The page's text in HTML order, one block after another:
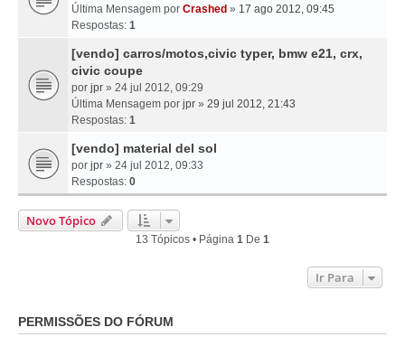
Última Mensagem por Crashed » 17 ago 2012, 09:45
Respostas: 1
[vendo] carros/motos,civic typer, bmw e21, crx,
civic coupe
por jpr » 24 jul 2012, 09:29
Última Mensagem por jpr » 29 jul 2012, 21:43
Respostas: 1
[vendo] material del sol
por jpr » 24 jul 2012, 09:33
Respostas: 0
Novo Tópico
13 Tópicos • Página 1 De 1
Ir Para
PERMISSÕES DO FÓRUM